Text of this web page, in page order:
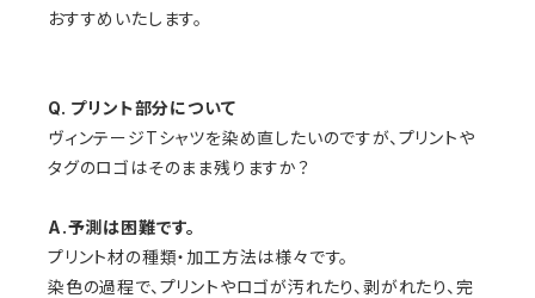
おすすめいたします。
Q. プリント部分について
ヴィンテージTシャツを染め直したいのですが、プリントや
タグのロゴはそのまま残りますか？
A.予測は困難です。
プリント材の種類・加工方法は様々です。
染色の過程で、プリントやロゴが汚れたり、剥がれたり、完